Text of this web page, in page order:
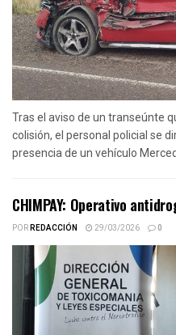
Tras el aviso de un transeúnte
colisión, el personal policial se
presencia de un vehículo
CHIMPAY: Operativo
PORREDACCIÓN 29/03/2026 0